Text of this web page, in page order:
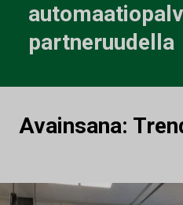
partneruudella
Avainsana: